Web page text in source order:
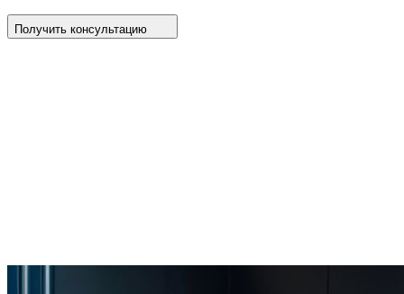
Получить консультацию